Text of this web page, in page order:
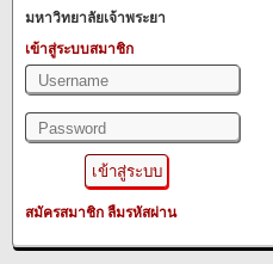
มหาวิทยาลัยเจ้าพระยา
เข้าสู่ระบบสมาชิก
สมัครสมาชิก ลืมรหัสผ่าน